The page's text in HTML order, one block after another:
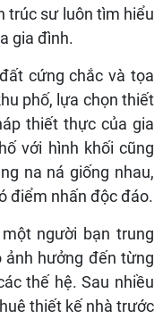
trúc sư luôn tìm hiểu
gia đình.
cứng chắc và tọa
phố, lựa chọn thiết
thiết thực của gia
với hình khối cũng
na ná giống nhau,
điểm nhấn độc đáo.
người bạn trung
ảnh hưởng đến từng
thế hệ. Sau nhiều
thiết kế nhà trước